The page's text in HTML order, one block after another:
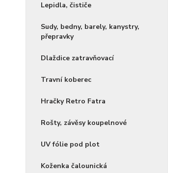
Lepidla, čističe
Sudy, bedny, barely, kanystry,
přepravky
Dlaždice zatravňovací
Travní koberec
Hračky Retro Fatra
Rošty, závěsy koupelnové
UV fólie pod plot
Koženka čalounická